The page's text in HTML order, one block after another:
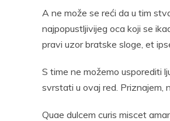
A ne može se reći da u tim
najpopustljivijeg oca koji se
pravi uzor bratske sloge, et
S time ne možemo usporediti
svrstati u ovaj red. Priznajem,
Quae dulcem curis miscet